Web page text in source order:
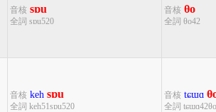
音核 sɒu
全詞 sɒu520
音核 θo
全詞 θo42
音核 keh sɒu
全詞 keh51sɒu520
音核 tɕɯɑ
全詞